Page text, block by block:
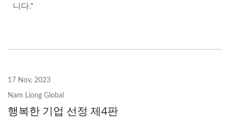
니다."
17 Nov, 2023
Nam Liong Global
행복한 기업 선정 제4판